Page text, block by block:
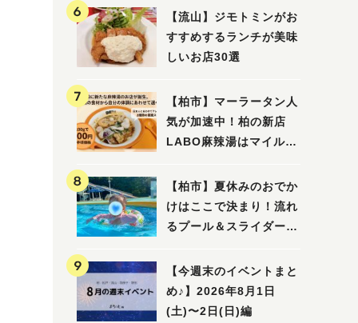
【流山】ジモトミンがお
すすめするランチが美味
しいお店30選
【柏市】マーラータン人
気が加速中！柏の新店
LABO麻辣湯はマイルド
【柏市】夏休みのおでか
けはここで決まり！流れ
るプール＆スライダーに
ル」を親子で満喫してき
ました！
【今週末のイベントまと
め♪】2026年8月1日
(土)〜2日(日)編